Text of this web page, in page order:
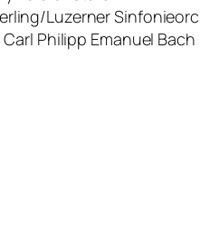
Luzerner
Philipp Emanuel Bach